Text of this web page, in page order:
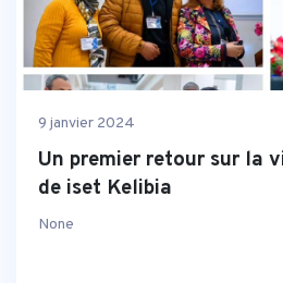
9 janvier 2024
Un premier retour sur la
de iset Kelibia
None